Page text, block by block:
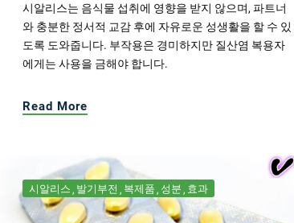
시알리스는 음식물 섭취에 영향을 받지 않으며, 파트너
와 충분한 정서적 교감 후에 자유로운 성생활을 할 수 있
도록 도와줍니다. 부작용은 경미하지만 질산염 복용자
에게는 사용을 금해야 합니다.
Read More
시알리스 발기부전 복제품 성분 효과